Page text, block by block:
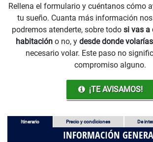
Rellena el formulario y cuéntanos cómo
tu sueño. Cuanta más información
podremos atenderte, sobre todo si vas a
habitación o no, y desde donde volarías
necesario volar. Este paso no
compromiso alguno.
¡TE AVISAMOS!
Itinerario Precio y condiciones De
INFORMACIÓN